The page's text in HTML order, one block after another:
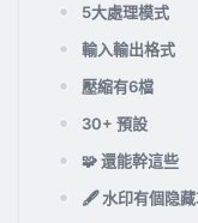
5大處理模式
輸入輸出格式
壓縮有6檔
30+ 預設
🧩 還能幹這些
🖋️ 水印有個隐藏